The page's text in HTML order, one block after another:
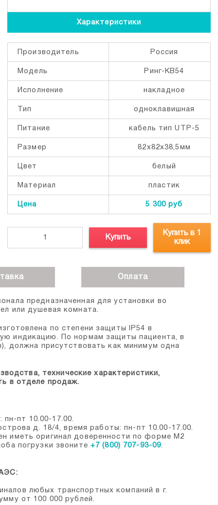
Характеристики
Производитель Россия
Модель Ринг-КВ54
Исполнение накладное
Тип одноклавишная
Питание кабель тип UTP-5
Размер 82х82х38,5мм
Цвет белый
Материал пластик
Цена 5 300 руб
Купить
Купить в 1
клик
Оплата
предназначенная для установки во
или душевая комната.
по степени защиты IP54 в
индикацию. По нормам защиты пациента, в
должна присутствовать как минимум одна
технические характеристики,
в отделе продаж.
пн-пт 10.00-17.00.
д. 18/4, время работы: пн-пт 10.00-17.00.
иметь оригинал доверенности по форме М2
погрузки звоните +7 (800) 707-93-09.
любых транспортных компаний в г.
от 100 000 рублей.